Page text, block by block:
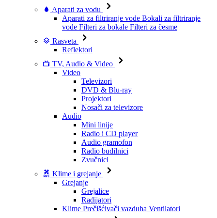
Aparati za vodu
Aparati za filtriranje vode Bokali za filtriranje
vode Filteri za bokale Filteri za česme
Rasveta
Reflektori
TV, Audio & Video
Video
Televizori
DVD & Blu-ray
Projektori
Nosači za televizore
Audio
Mini linije
Radio i CD player
Audio gramofon
Radio budilnici
Zvučnici
Klime i grejanje
Grejanje
Grejalice
Radijatori
Klime Prečišćivači vazduha Ventilatori